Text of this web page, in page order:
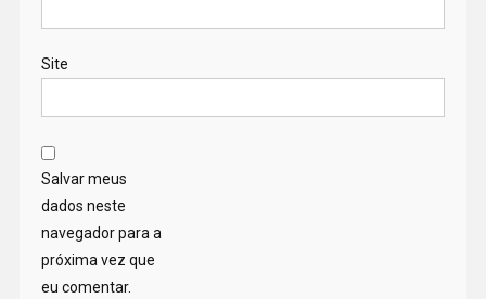
Site
Salvar meus
dados neste
navegador para a
próxima vez que
eu comentar.